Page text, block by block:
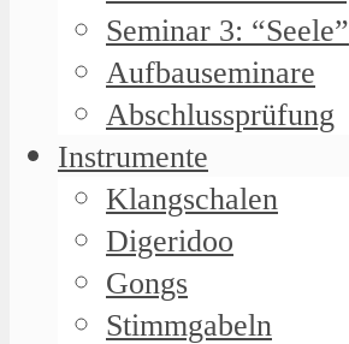
Seminar 3: “Seele”
Aufbauseminare
Abschlussprüfung
Instrumente
Klangschalen
Digeridoo
Gongs
Stimmgabeln